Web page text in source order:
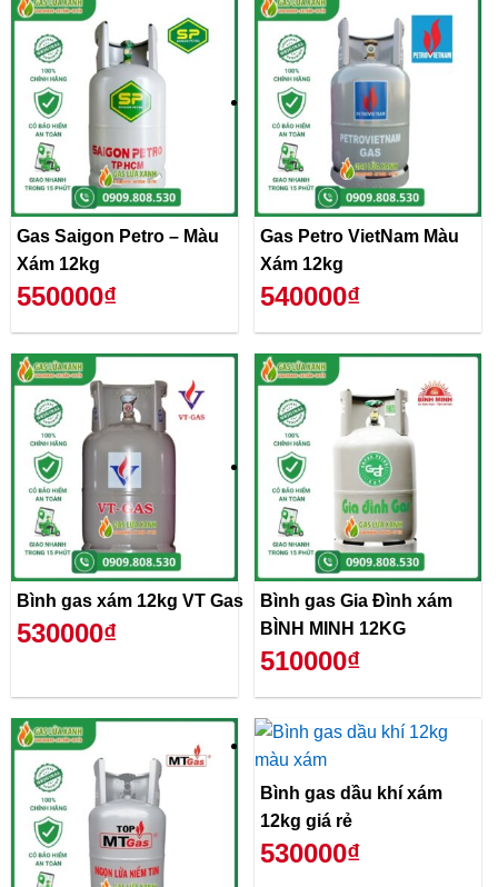
Gas Saigon Petro – Màu
Xám 12kg
550000₫
Gas Petro VietNam Màu
Xám 12kg
540000₫
Bình gas xám 12kg VT Gas
530000₫
Bình gas Gia Đình xám
BÌNH MINH 12KG
510000₫
Bình gas dầu khí xám
12kg giá rẻ
530000₫